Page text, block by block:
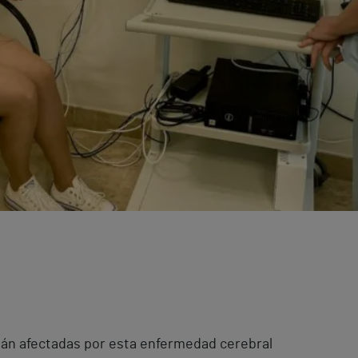
afectadas por esta enfermedad cerebral